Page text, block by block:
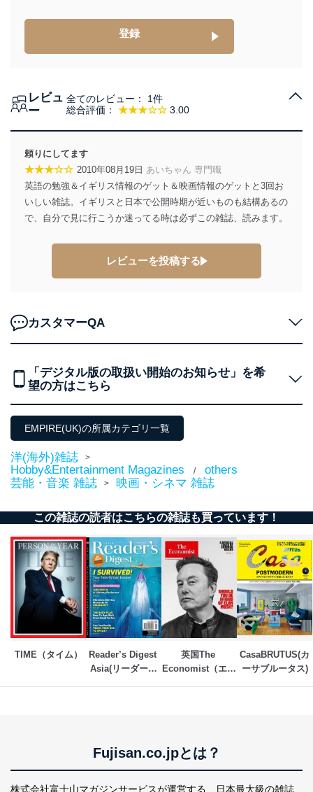
登録
レビュ
ー
総合評価： ★★★☆☆ 3.00
全てのレビュー： 1件
頼りにしてます
★★★☆☆ 2010年08月19日 あいちゃん 専門職
英語の勉強＆イギリス情報のゲット＆映画情報のゲットと3回お
いしい雑誌。イギリスと日本で公開時期が近いものも結構あるの
で、自分で見に行こうか迷ってる時は必ずこの雑誌、読みます。
レビューを投稿する
カスタマーQA
「デジタル版の取扱い開始のお知らせ」を希
望の方はこちら
EMPIRE(UK)の所属カテゴリ一覧
洋(海外)雑誌 >
Hobby&Entertainment Magazines /
others
芸能・音楽 雑誌
> 映画・シネマ 雑誌
この雑誌の読者はこちらの雑誌も買っています！
TIME（タイム）
Reader’s Digest
Asia(リーダーズ
英国The
Economist（エコ
CasaBRUTUS(カ
ーサブルータス)
Fujisan.co.jpとは？
株式会社富士山マガジンサービスが運営する、
日本最大級の雑誌